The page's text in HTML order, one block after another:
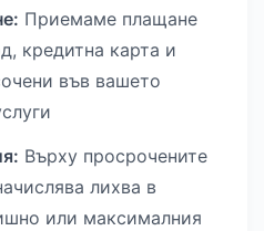
Приемаме плащане
кредитна карта и
във вашето
Върху просрочените
лихва в
или максималния